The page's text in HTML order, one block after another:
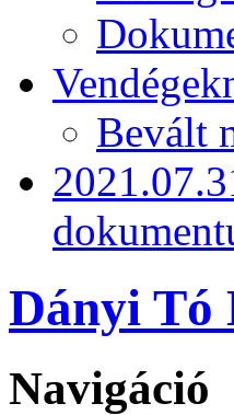
Bevált
Dányi Tó
Navigáció